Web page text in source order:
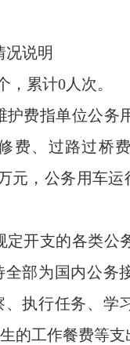
说明
累计0人次。
费指单位公务
费、过路过桥
元，公务用车运
开支的各类公
部为国内公务
执行任务、学
的工作餐费等支